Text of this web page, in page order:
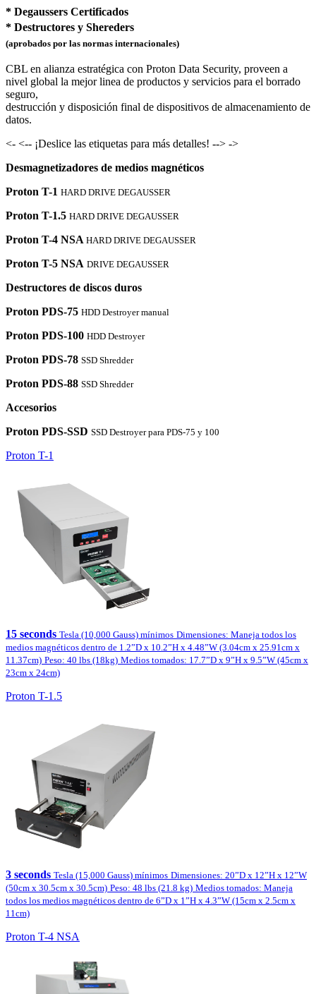
* Degaussers Certificados
* Destructores y Shereders
(aprobados por las normas internacionales)
CBL en alianza estratégica con Proton Data Security, proveen a
nivel global la mejor linea de productos y servicios para el borrado
seguro,
destrucción y disposición final de dispositivos de almacenamiento de
datos.
<- <-- ¡Deslice las etiquetas para más detalles! --> ->
Desmagnetizadores de medios magnéticos
Proton T-1 HARD DRIVE DEGAUSSER
Proton T-1.5 HARD DRIVE DEGAUSSER
Proton T-4 NSA HARD DRIVE DEGAUSSER
Proton T-5 NSA DRIVE DEGAUSSER
Destructores de discos duros
Proton PDS-75 HDD Destroyer manual
Proton PDS-100 HDD Destroyer
Proton PDS-78 SSD Shredder
Proton PDS-88 SSD Shredder
Accesorios
Proton PDS-SSD SSD Destroyer para PDS-75 y 100
Proton T-1
15 seconds Tesla (10,000 Gauss) mínimos Dimensiones: Maneja todos los
medios magnéticos dentro de 1.2”D x 10.2”H x 4.48”W (3.04cm x 25.91cm x
11.37cm) Peso: 40 lbs (18kg) Medios tomados: 17.7”D x 9”H x 9.5”W (45cm x
23cm x 24cm)
Proton T-1.5
3 seconds Tesla (15,000 Gauss) mínimos Dimensiones: 20”D x 12”H x 12”W
(50cm x 30.5cm x 30.5cm) Peso: 48 lbs (21.8 kg) Medios tomados: Maneja
todos los medios magnéticos dentro de 6”D x 1”H x 4.3”W (15cm x 2.5cm x
11cm)
Proton T-4 NSA